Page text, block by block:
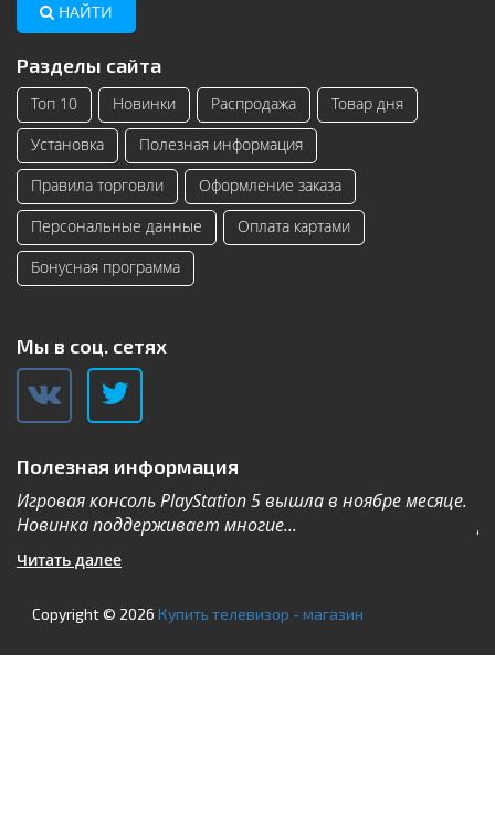
НАЙТИ
Разделы сайта
Топ 10 Новинки Распродажа
Товар дня
Установка
Полезная информация
Правила торговли
Оформление заказа
Персональные данные
Оплата картами
Бонусная программа
Мы в соц. сетях
Полезная информация
Игровая консоль PlayStation 5 вышла в ноябре месяце.
Новинка поддерживает многие...
Читать далее
Copyright © 2026 Купить телевизор - магазин